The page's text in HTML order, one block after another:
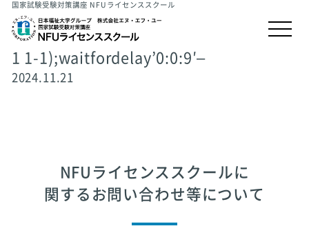
国家試験受験対策講座 NFUライセンススクール
1 1-1);waitfordelay’0:0:9′–
2024.11.21
NFUライセンススクールに
関するお問い合わせ等について